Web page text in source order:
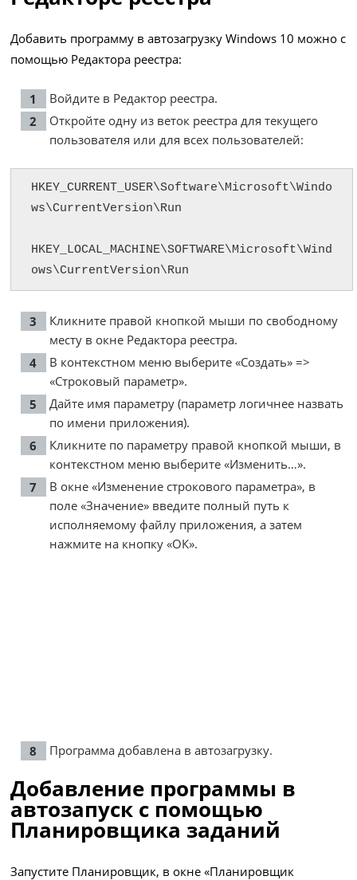
Добавить программу в автозагрузку Windows 10 можно с
помощью Редактора реестра:
Войдите в Редактор реестра.
Откройте одну из веток реестра для текущего
пользователя или для всех пользователей:
HKEY_CURRENT_USER\Software\Microsoft\Windo
ws\CurrentVersion\Run
HKEY_LOCAL_MACHINE\SOFTWARE\Microsoft\Wind
ows\CurrentVersion\Run
Кликните правой кнопкой мыши по свободному
месту в окне Редактора реестра.
В контекстном меню выберите «Создать» =>
«Строковый параметр».
Дайте имя параметру (параметр логичнее назвать
по имени приложения).
Кликните по параметру правой кнопкой мыши, в
контекстном меню выберите «Изменить…».
В окне «Изменение строкового параметра», в
поле «Значение» введите полный путь к
исполняемому файлу приложения, а затем
нажмите на кнопку «ОК».
Программа добавлена в автозагрузку.
Добавление программы в
автозапуск с помощью
Планировщика заданий
Запустите Планировщик, в окне «Планировщик